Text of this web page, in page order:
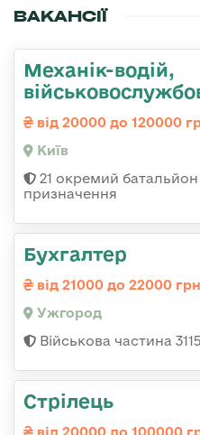
ВАКАНСІЇ
Механік-водій,
від 20000 до 120000
Київ
21 окремий батальйон
призначення
Бухгалтер
від 21000 до 22000 грн
Ужгород
Військова частина
Стрілець
від 20000 до 100000